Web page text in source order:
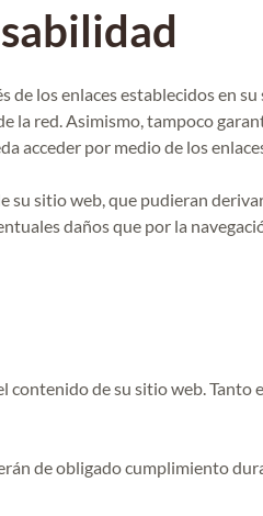
de los enlaces establecidos en
la red. Asimismo, tampoco
acceder por medio de los
su sitio web, que pudieran
daños que por la
contenido de su sitio web. Tanto
de obligado cumplimiento